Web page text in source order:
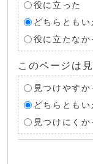
役に立った
どちらともい
役に立たなか
このページは
見つけやすか
どちらともい
見つけにくか